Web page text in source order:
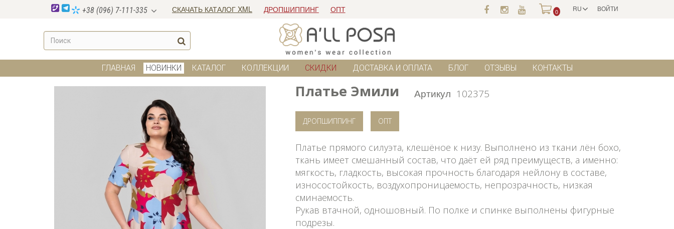
ВОЙТИ
RU
+38 (096) 7-111-335 СКАЧАТЬ КАТАЛОГ XML ДРОПШИППИНГ ОПТ 0
ГЛАВНАЯ НОВИНКИ КАТАЛОГ КОЛЛЕКЦИИ СКИДКИ ДОСТАВКА И ОПЛАТА БЛОГ ОТЗЫВЫ КОНТАКТЫ
Платье Эмили Артикул 102375
ДРОПШИППИНГ ОПТ
Платье прямого силуэта, клешёное к низу. Выполнено из ткани лён бохо,
ткань имеет смешанный состав, что даёт ей ряд преимуществ, а именно:
мягкость, гладкость, высокая прочность благодаря нейлону в составе,
износостойкость, воздухопроницаемость, непрозрачность, низкая
сминаемость.
Рукав втачной, одношовный. По полке и спинке выполнены фигурные
подрезы.